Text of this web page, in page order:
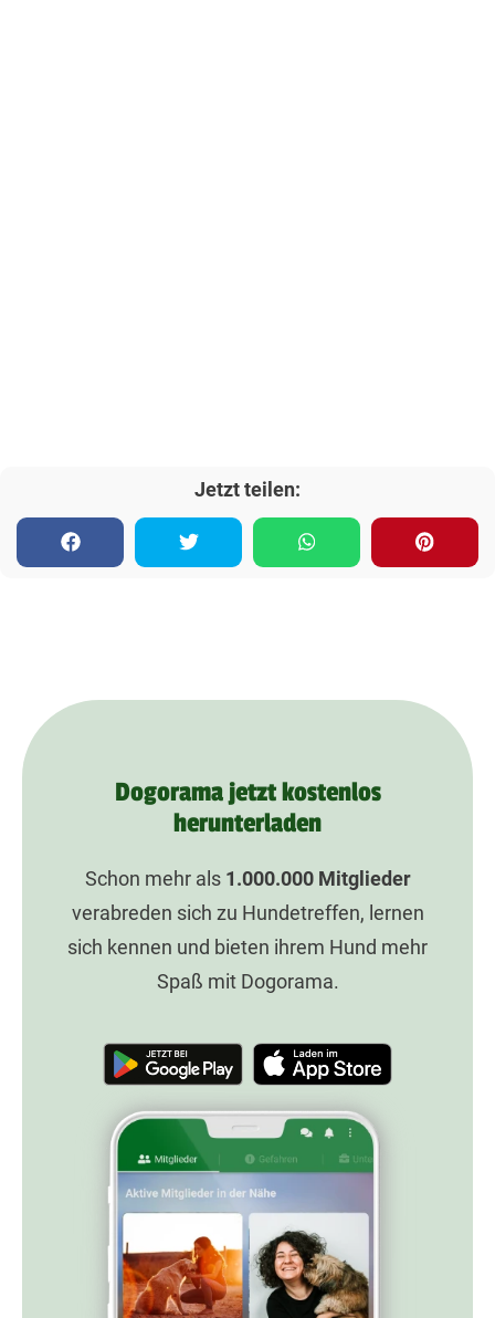
Jetzt teilen:
Dogorama jetzt kostenlos
herunterladen
Schon mehr als 1.000.000Mitglieder
verabreden sich zu Hundetreffen, lernen
sich kennen und bieten ihrem Hund mehr
Spaß mit Dogorama.